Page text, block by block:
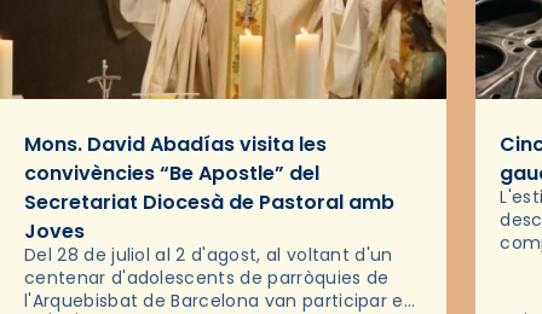
Mons. David Abadías visita les
convivències “Be Apostle” del
Secretariat Diocesà de Pastoral amb
Joves
Del 28 de juliol al 2 d'agost, al voltant d'un
centenar d'adolescents de parròquies de
l'Arquebisbat de Barcelona van participar en